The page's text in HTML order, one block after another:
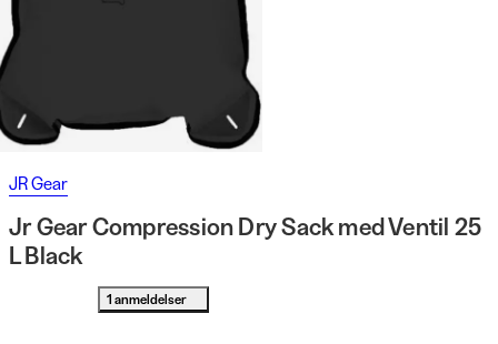
JR Gear
Jr Gear Compression Dry Sack med Ventil 25
L Black
1 anmeldelser